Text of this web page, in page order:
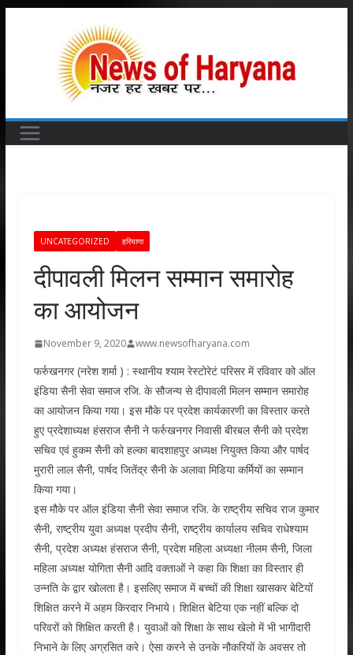
UNCATEGORIZED हरियाणा
दीपावली मिलन सम्मान समारोह
का आयोजन
November 9, 2020 www.newsofharyana.com
फर्रुखनगर (नरेश शर्मा ) : स्थानीय श्याम रेस्टोरेटं परिसर में रविवार को ऑल
इंडिया सैनी सेवा समाज रजि. के सौजन्य से दीपावली मिलन सम्मान समारोह
का आयोजन किया गया। इस मौके पर प्रदेश कार्यकारणी का विस्तार करते
हुए प्रदेशाध्यक्ष हंसराज सैनी ने फर्रुखनगर निवासी बीरबल सैनी को प्रदेश
सचिव एवं हुकम सैनी को हल्का बादशाहपुर अध्यक्ष नियुक्त किया और पार्षद
मुरारी लाल सैनी, पार्षद जितेंद्र सैनी के अलावा मिडिया कर्मियों का सम्मान
किया गया।
इस मौके पर ऑल इंडिया सैनी सेवा समाज रजि. के राष्ट्रीय सचिव राज कुमार
सैनी, राष्ट्रीय युवा अध्यक्ष प्रदीप सैनी, राष्ट्रीय कार्यालय सचिव राधेश्याम
सैनी, प्रदेश अध्यक्ष हंसराज सैनी, प्रदेश महिला अध्यक्षा नीलम सैनी, जिला
महिला अध्यक्ष योगिता सैनी आदि वक्ताओं ने कहा कि शिक्षा का विस्तार ही
उन्नति के द्वार खोलता है। इसलिए समाज में बच्चों की शिक्षा खासकर बेटियों
शिक्षित करने में अहम किरदार निभाये। शिक्षित बेटिया एक नहीं बल्कि दो
परिवरों को शिक्षित करती है। युवाओं को शिक्षा के साथ खेलो में भी भागीदारी
निभाने के लिए अग्रसित करे। ऐसा करने से उनके नौकरियों के अवसर तो